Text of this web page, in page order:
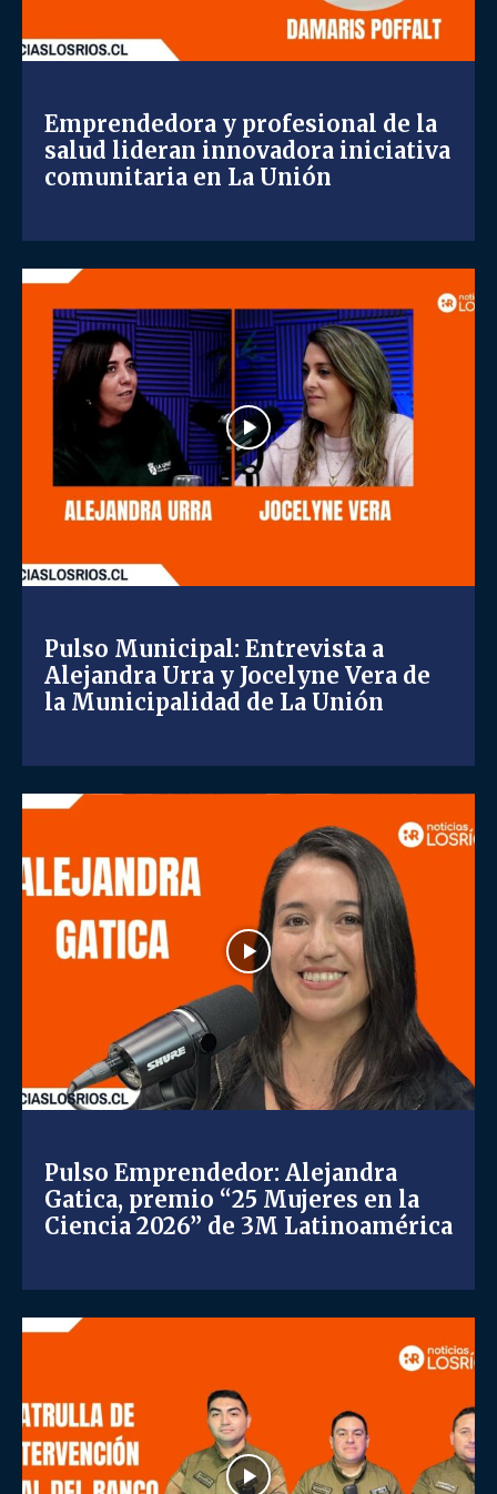
Emprendedora y profesional de la
salud lideran innovadora iniciativa
comunitaria en La Unión
Pulso Municipal: Entrevista a
Alejandra Urra y Jocelyne Vera de
la Municipalidad de La Unión
Pulso Emprendedor: Alejandra
Gatica, premio “25 Mujeres en la
Ciencia 2026” de 3M Latinoamérica